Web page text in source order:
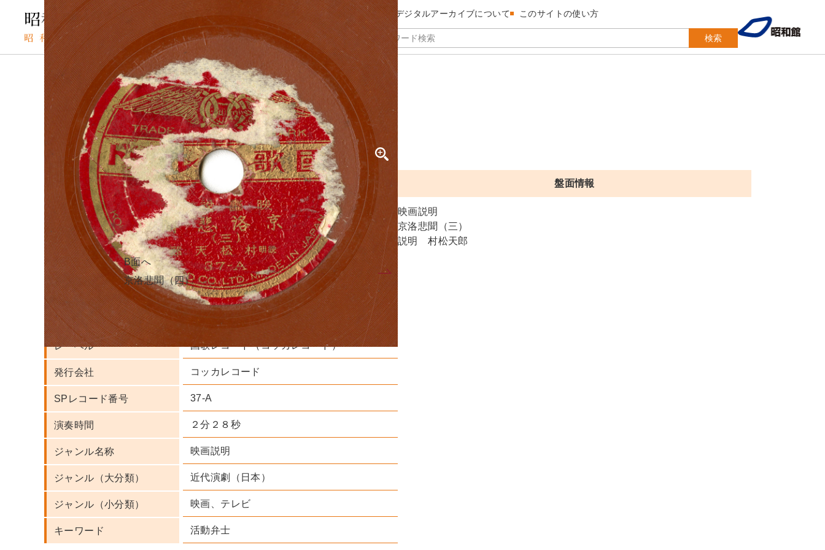
検索
昭和館デジタルアーカイブについて このサイトの使い方
TOP SPレコードの検索結果 京洛悲聞（三）
SPレコード
キョウラクヒブン
資料番号：
SPH3091301513A
京洛悲聞（三）
盤面情報
映画説明
京洛悲聞（三）
説明 村松天郎
A面
B面へ
京洛悲聞（四）
人名・団体名 村松天郎 実演家
レーベル 国歌レコード（コッカレコード）
発行会社 コッカレコード
SPレコード番号 37-A
演奏時間 ２分２８秒
ジャンル名称 映画説明
ジャンル（大分類） 近代演劇（日本）
ジャンル（小分類） 映画、テレビ
キーワード 活動弁士